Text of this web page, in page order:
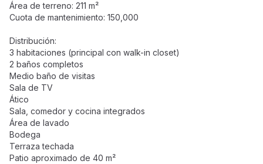
Área de terreno: 211 m²
Cuota de mantenimiento: 150,000
Distribución:
3 habitaciones (principal con walk-in closet)
2 baños completos
Medio baño de visitas
Sala de TV
Ático
Sala, comedor y cocina integrados
Área de lavado
Bodega
Terraza techada
Patio aproximado de 40 m²